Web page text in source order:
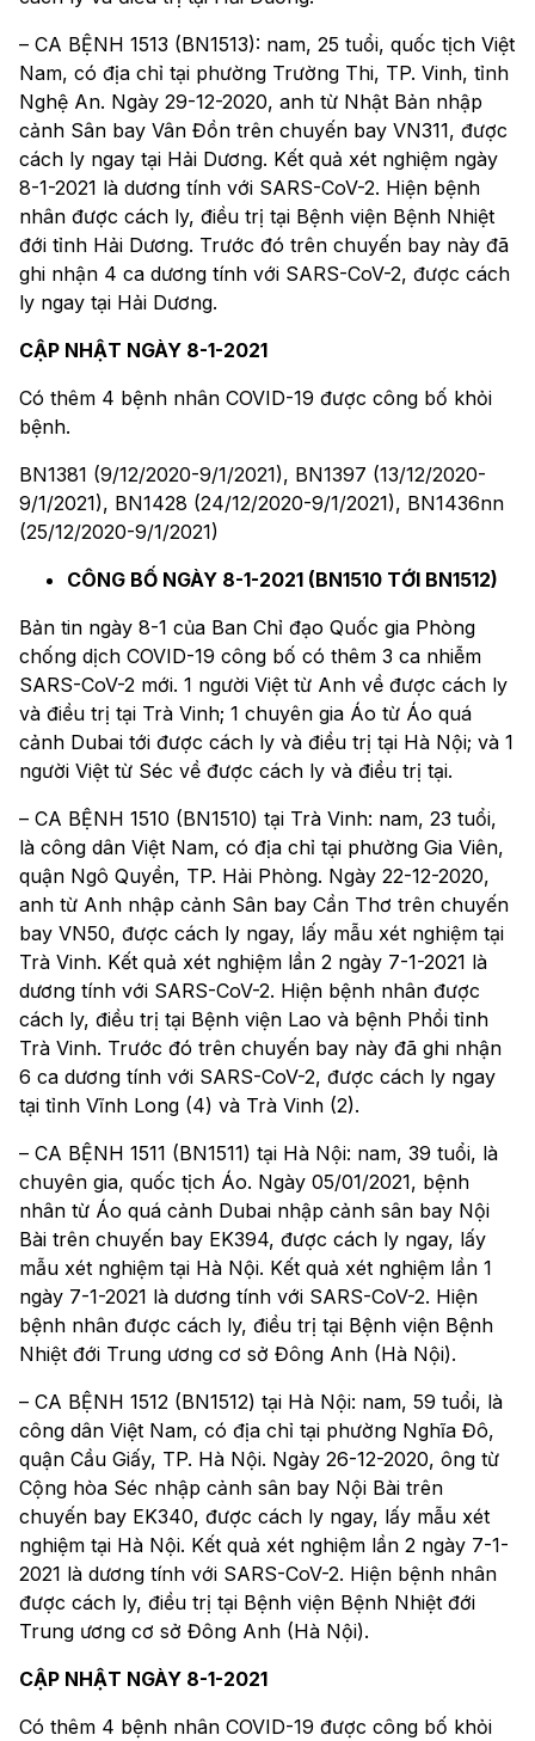
– CA BỆNH 1513 (BN1513): nam, 25 tuổi, quốc tịch Việt
Nam, có địa chỉ tại phường Trường Thi, TP. Vinh, tỉnh
Nghệ An. Ngày 29-12-2020, anh từ Nhật Bản nhập
cảnh Sân bay Vân Đồn trên chuyến bay VN311, được
cách ly ngay tại Hải Dương. Kết quả xét nghiệm ngày
8-1-2021 là dương tính với SARS-CoV-2. Hiện bệnh
nhân được cách ly, điều trị tại Bệnh viện Bệnh Nhiệt
đới tỉnh Hải Dương. Trước đó trên chuyến bay này đã
ghi nhận 4 ca dương tính với SARS-CoV-2, được cách
ly ngay tại Hải Dương.
CẬP NHẬT NGÀY 8-1-2021
Có thêm 4 bệnh nhân COVID-19 được công bố khỏi
bệnh.
BN1381 (9/12/2020-9/1/2021), BN1397 (13/12/2020-
9/1/2021), BN1428 (24/12/2020-9/1/2021), BN1436nn
(25/12/2020-9/1/2021)
CÔNG BỐ NGÀY 8-1-2021 (BN1510 TỚI BN1512)
Bản tin ngày 8-1 của Ban Chỉ đạo Quốc gia Phòng
chống dịch COVID-19 công bố có thêm 3 ca nhiễm
SARS-CoV-2 mới. 1 người Việt từ Anh về được cách ly
và điều trị tại Trà Vinh; 1 chuyên gia Áo từ Áo quá
cảnh Dubai tới được cách ly và điều trị tại Hà Nội; và 1
người Việt từ Séc về được cách ly và điều trị tại.
– CA BỆNH 1510 (BN1510) tại Trà Vinh: nam, 23 tuổi,
là công dân Việt Nam, có địa chỉ tại phường Gia Viên,
quận Ngô Quyền, TP. Hải Phòng. Ngày 22-12-2020,
anh từ Anh nhập cảnh Sân bay Cần Thơ trên chuyến
bay VN50, được cách ly ngay, lấy mẫu xét nghiệm tại
Trà Vinh. Kết quả xét nghiệm lần 2 ngày 7-1-2021 là
dương tính với SARS-CoV-2. Hiện bệnh nhân được
cách ly, điều trị tại Bệnh viện Lao và bệnh Phổi tỉnh
Trà Vinh. Trước đó trên chuyến bay này đã ghi nhận
6 ca dương tính với SARS-CoV-2, được cách ly ngay
tại tỉnh Vĩnh Long (4) và Trà Vinh (2).
– CA BỆNH 1511 (BN1511) tại Hà Nội: nam, 39 tuổi, là
chuyên gia, quốc tịch Áo. Ngày 05/01/2021, bệnh
nhân từ Áo quá cảnh Dubai nhập cảnh sân bay Nội
Bài trên chuyến bay EK394, được cách ly ngay, lấy
mẫu xét nghiệm tại Hà Nội. Kết quả xét nghiệm lần 1
ngày 7-1-2021 là dương tính với SARS-CoV-2. Hiện
bệnh nhân được cách ly, điều trị tại Bệnh viện Bệnh
Nhiệt đới Trung ương cơ sở Đông Anh (Hà Nội).
– CA BỆNH 1512 (BN1512) tại Hà Nội: nam, 59 tuổi, là
công dân Việt Nam, có địa chỉ tại phường Nghĩa Đô,
quận Cầu Giấy, TP. Hà Nội. Ngày 26-12-2020, ông từ
Cộng hòa Séc nhập cảnh sân bay Nội Bài trên
chuyến bay EK340, được cách ly ngay, lấy mẫu xét
nghiệm tại Hà Nội. Kết quả xét nghiệm lần 2 ngày 7-1-
2021 là dương tính với SARS-CoV-2. Hiện bệnh nhân
được cách ly, điều trị tại Bệnh viện Bệnh Nhiệt đới
Trung ương cơ sở Đông Anh (Hà Nội).
CẬP NHẬT NGÀY 8-1-2021
Có thêm 4 bệnh nhân COVID-19 được công bố khỏi